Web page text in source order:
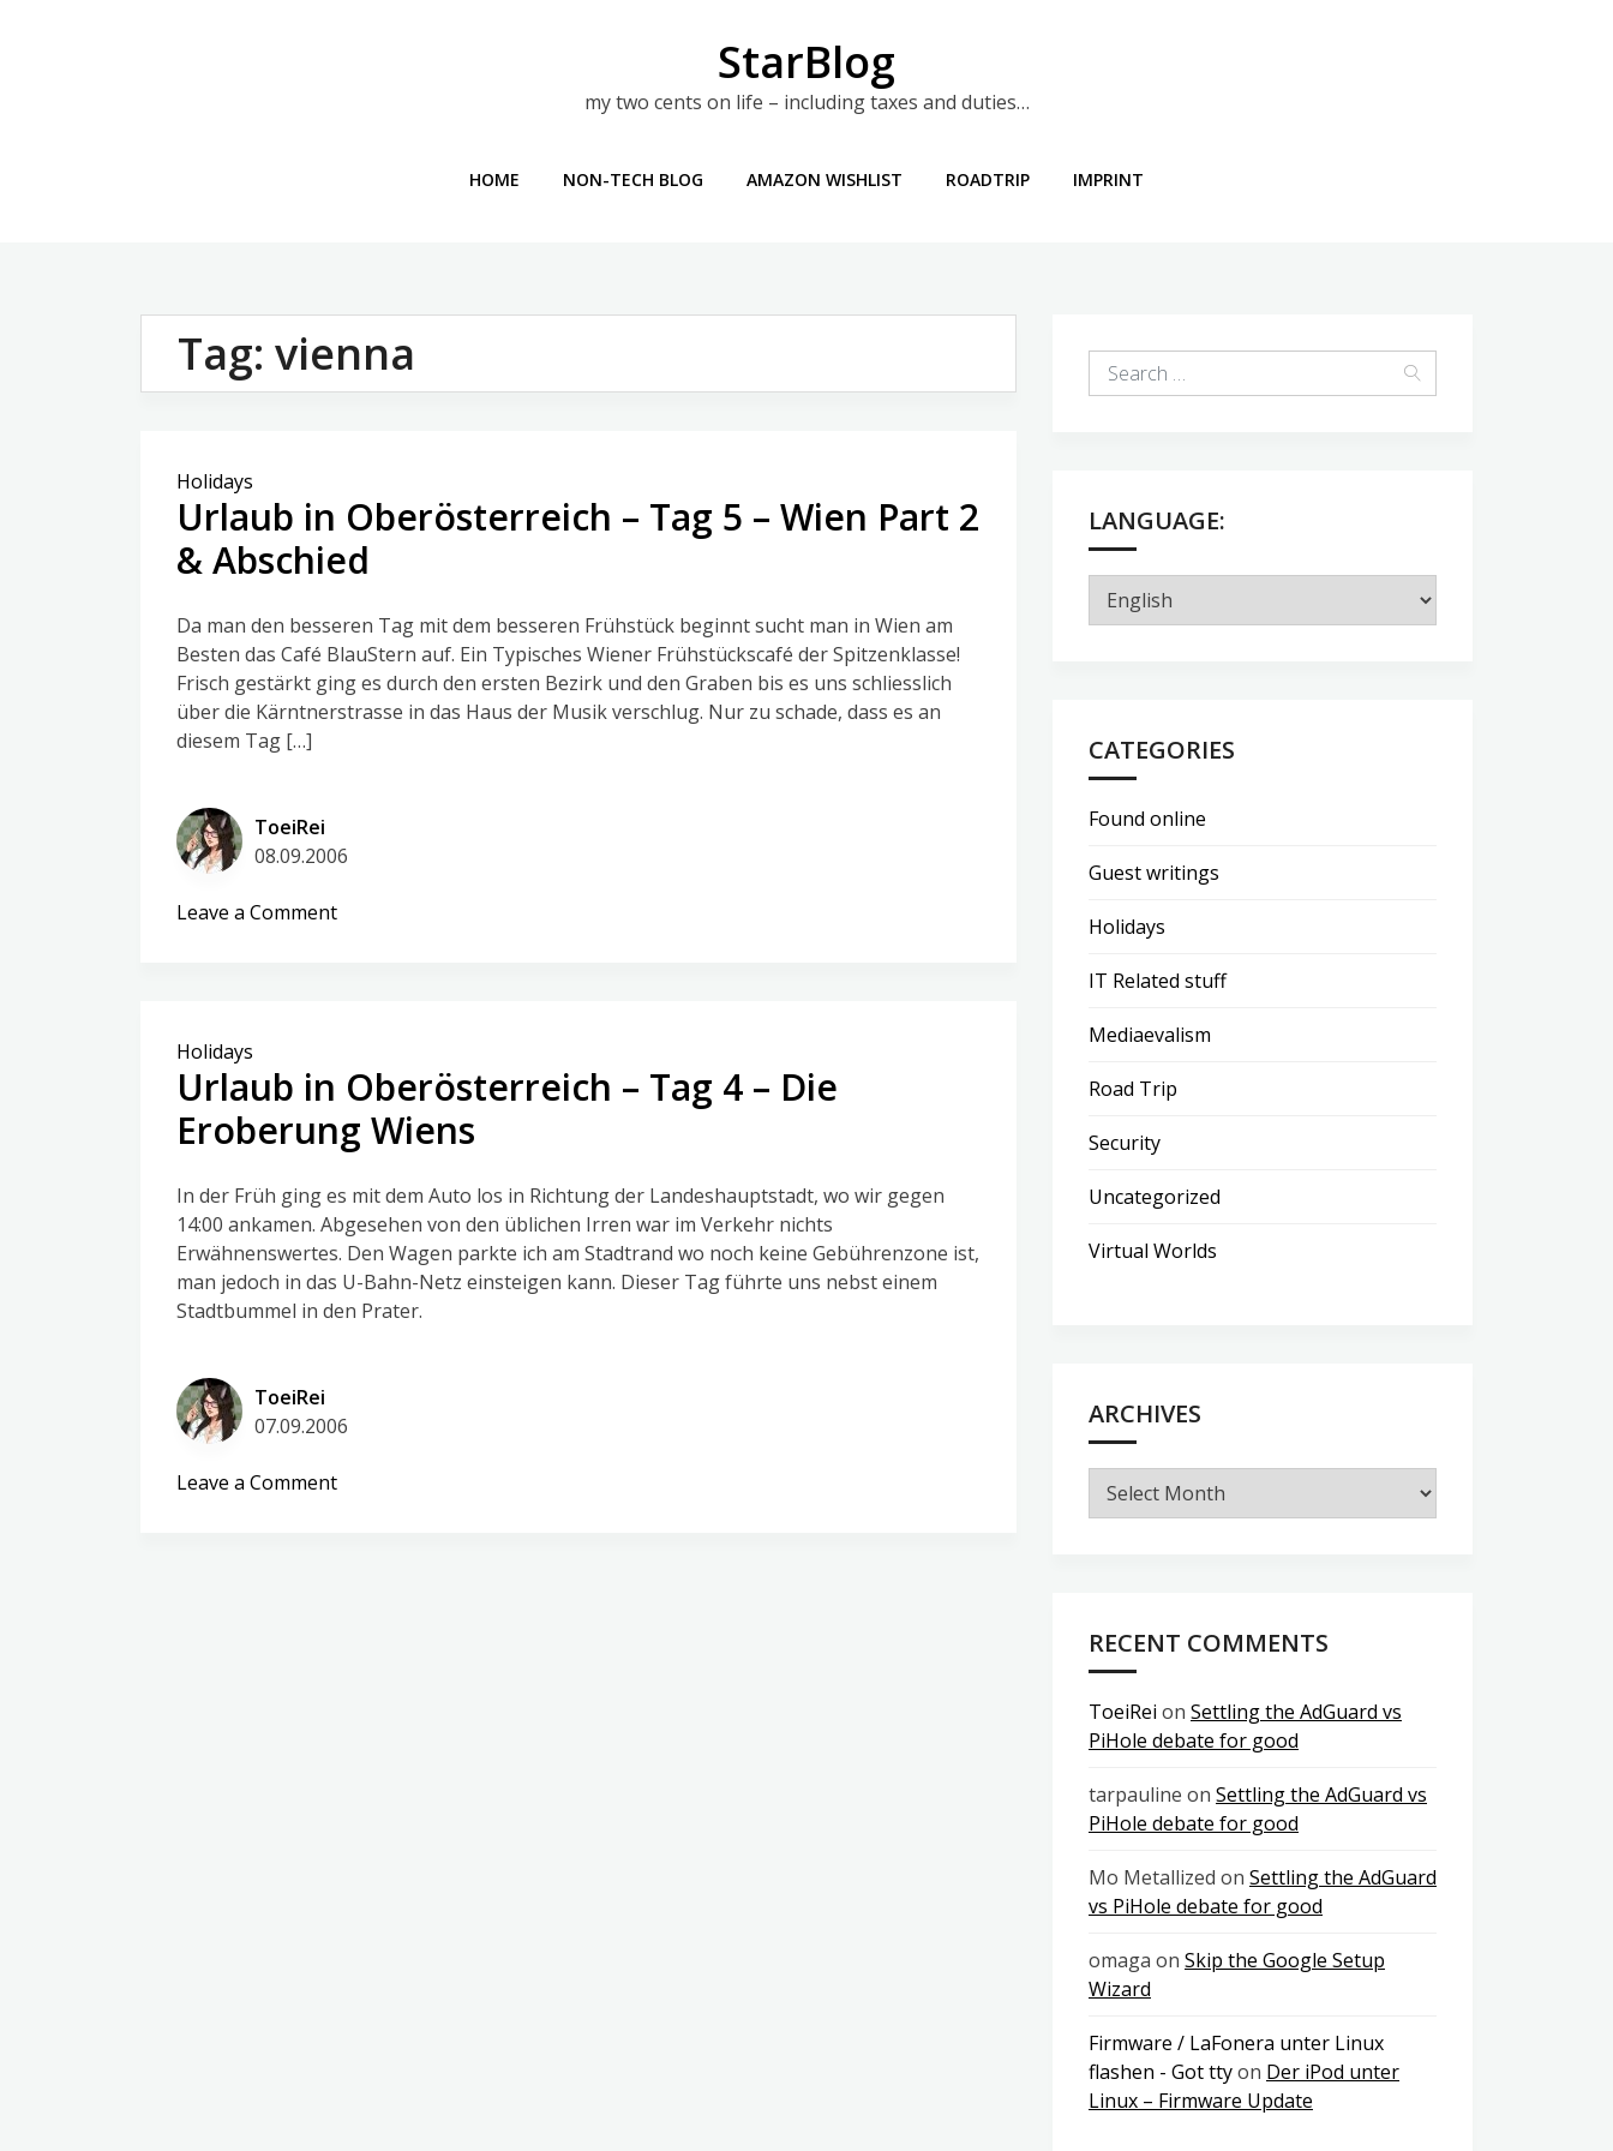
StarBlog
my two cents on life – including taxes and duties…
HOME NON-TECH BLOG AMAZON WISHLIST ROADTRIP IMPRINT
Tag: vienna
Holidays
Urlaub in Oberösterreich – Tag 5 – Wien Part 2
& Abschied
Da man den besseren Tag mit dem besseren Frühstück beginnt sucht man in Wien am
Besten das Café BlauStern auf. Ein Typisches Wiener Frühstückscafé der Spitzenklasse!
Frisch gestärkt ging es durch den ersten Bezirk und den Graben bis es uns schliesslich
über die Kärntnerstrasse in das Haus der Musik verschlug. Nur zu schade, dass es an
diesem Tag […]
ToeiRei
08.09.2006
Leave a Commenton
Wien
2
&
Abschied
Holidays
Urlaub in Oberösterreich – Tag 4 – Die
Eroberung Wiens
In der Früh ging es mit dem Auto los in Richtung der Landeshauptstadt, wo wir gegen
14:00 ankamen. Abgesehen von den üblichen Irren war im Verkehr nichts
Erwähnenswertes. Den Wagen parkte ich am Stadtrand wo noch keine Gebührenzone ist,
man jedoch in das U-Bahn-Netz einsteigen kann. Dieser Tag führte uns nebst einem
Stadtbummel in den Prater.
ToeiRei
07.09.2006
Leave a Commenton
LANGUAGE:
CATEGORIES
Found online
Guest writings
Holidays
IT Related stuff
Mediaevalism
Road Trip
Security
Uncategorized
Virtual Worlds
ARCHIVES
Archives
RECENT COMMENTS
ToeiRei on Settling the AdGuard vs
PiHole debate for good
tarpauline on Settling the AdGuard vs
PiHole debate for good
Mo Metallized on Settling the AdGuard
vs PiHole debate for good
omaga on Skip the Google Setup
Wizard
Firmware / LaFonera unter Linux
flashen - Got ttyon Der iPod unter
Linux – Firmware Update